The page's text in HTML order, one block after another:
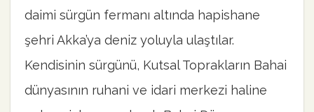
daimi sürgün fermanı altında hapishane
şehri Akka’ya deniz yoluyla ulaştılar.
Kendisinin sürgünü, Kutsal Toprakların Bahai
dünyasının ruhani ve idari merkezi haline